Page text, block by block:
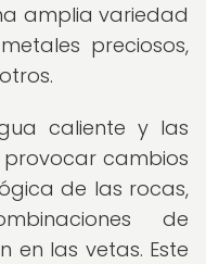
amplia variedad
preciosos,
caliente y las
cambios
de las rocas,
de
en las vetas. Este